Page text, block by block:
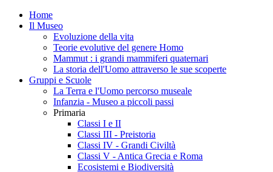
Home
Il Museo
Evoluzione della vita
Teorie evolutive del genere Homo
Mammut : i grandi mammiferi quaternari
La storia dell'Uomo attraverso le sue scoperte
Gruppi e Scuole
La Terra e l'Uomo percorso museale
Infanzia - Museo a piccoli passi
Primaria
Classi I e II
Classi III - Preistoria
Classi IV - Grandi Civiltà
Classi V - Antica Grecia e Roma
Ecosistemi e Biodiversità